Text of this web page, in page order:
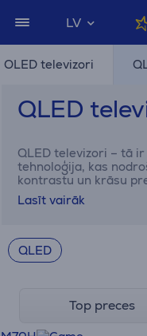
LV
OLED televizori
QLED
QLED televizori – tā
tehnoloģija, kas
kontrastu un krāsu
ļauj ekrānam atveidot
detaļa izskatās dzīva
augstu spilgtumu un
ideāli piemērota
spēlēm vai filmām.
budžetam.
Lasīt vairāk
QLED
Top preces